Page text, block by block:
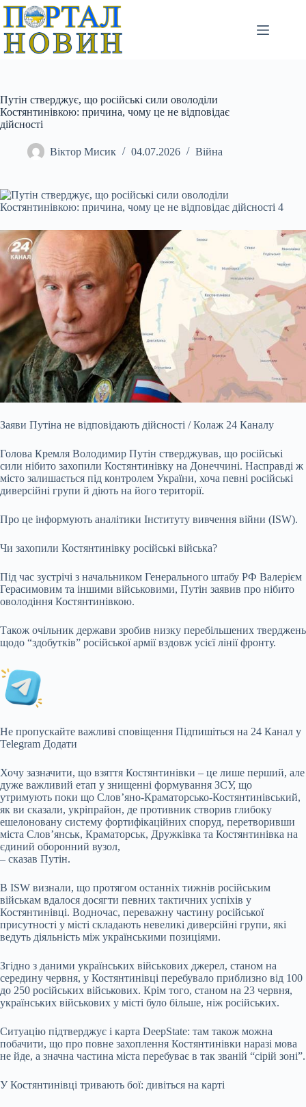
Перейти
вмісту
Путін стверджує, що російські сили оволоділи
Костянтинівкою: причина, чому це не відповідає
дійсності
Віктор Мисик 04.07.2026 Війна
Заяви Путіна не відповідають дійсності / Колаж 24 Каналу
Голова Кремля Володимир Путін стверджував, що російські
сили нібито захопили Костянтинівку на Донеччині. Насправді ж
місто залишається під контролем України, хоча певні російські
диверсійні групи й діють на його території.
Про це інформують аналітики Інституту вивчення війни (ISW).
Чи захопили Костянтинівку російські війська?
Під час зустрічі з начальником Генерального штабу РФ Валерієм
Герасимовим та іншими військовими, Путін заявив про нібито
оволодіння Костянтинівкою.
Також очільник держави зробив низку перебільшених тверджень
щодо “здобутків” російської армії вздовж усієї лінії фронту.
Не пропускайте важливі сповіщення Підпишіться на 24 Канал у
Telegram Додати
Хочу зазначити, що взяття Костянтинівки – це лише перший, але
дуже важливий етап у знищенні формування ЗСУ, що
утримують поки що Слов’яно-Краматорсько-Костянтинівський,
як ви сказали, укріпрайон, де противник створив глибоку
ешелоновану систему фортифікаційних споруд, перетворивши
міста Слов’янськ, Краматорськ, Дружківка та Костянтинівка на
єдиний оборонний вузол,
– сказав Путін.
В ISW визнали, що протягом останніх тижнів російським
військам вдалося досягти певних тактичних успіхів у
Костянтинівці. Водночас, переважну частину російської
присутності у місті складають невеликі диверсійні групи, які
ведуть діяльність між українськими позиціями.
Згідно з даними українських військових джерел, станом на
середину червня, у Костянтинівці перебувало приблизно від 100
до 250 російських військових. Крім того, станом на 23 червня,
українських військових у місті було більше, ніж російських.
Ситуацію підтверджує і карта DeepState: там також можна
побачити, що про повне захоплення Костянтинівки наразі мова
не йде, а значна частина міста перебуває в так званій “сірій зоні”.
У Костянтинівці тривають бої: дивіться на карті